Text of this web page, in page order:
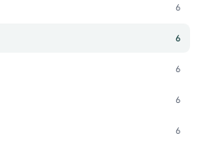
6
6
6
6
6